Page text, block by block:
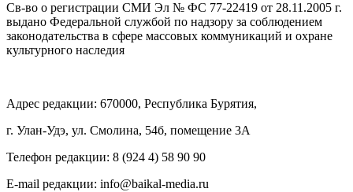
Св-во о регистрации СМИ Эл № ФС 77-22419 от 28.11.2005 г.
выдано Федеральной службой по надзору за соблюдением
законодательства в сфере массовых коммуникаций и охране
культурного наследия
Адрес редакции: 670000, Республика Бурятия,
г. Улан-Удэ, ул. Смолина, 54б, помещение 3А
Телефон редакции: ‎‎8 (924 4) 58 90 90
E-mail редакции: info@baikal-media.ru